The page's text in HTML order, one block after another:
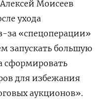
Моисеев
ухода
за «спецоперации»
запускать большую
сформировать
для избежания
аукционов».